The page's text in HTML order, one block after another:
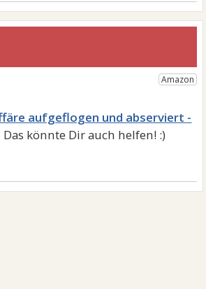
aufgeflogen und abserviert -